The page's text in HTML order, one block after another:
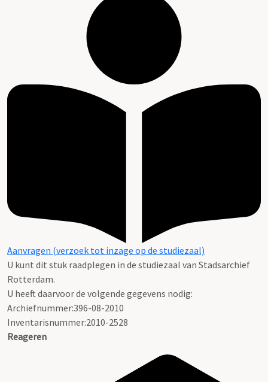
Aanvragen (verzoek tot inzage op de studiezaal)
U kunt dit stuk raadplegen in de studiezaal van Stadsarchief
Rotterdam.
U heeft daarvoor de volgende gegevens nodig:
Archiefnummer:396-08-2010
Inventarisnummer:2010-2528
Reageren